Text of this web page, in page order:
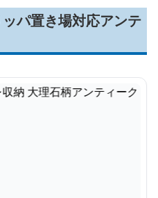
パ置き場対応アンテ